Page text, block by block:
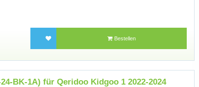
Bestellen
BK-1A) für Qeridoo Kidgoo 1 2022-2024